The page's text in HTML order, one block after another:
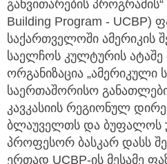
Building Program - UCBP)
საქართველოში ამერიკის
საელჩოს კულტურის ატაშე
ორგანიზაცია „ამერიკული
საერთაშორისო
კავკასიის რეგიონულ
ბლაუველთს და ბუფალოს
პროფესორ ბასკარ დასს
ერთად UCBP-ის მესამე